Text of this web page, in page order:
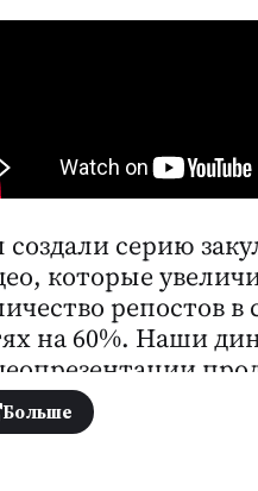
серию
которые
репостов
на 60%. Наши
росту
на 30%.
Больше